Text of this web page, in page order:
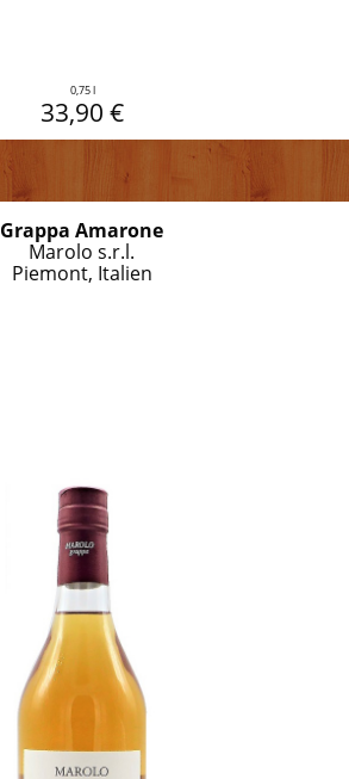
0,75 l
33,90 €
Grappa Amarone
Marolo s.r.l.
Piemont, Italien